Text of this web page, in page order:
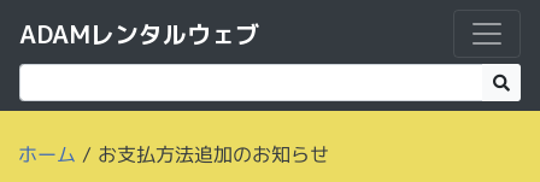
ADAMレンタルウェブ
ホーム / お支払方法追加のお知らせ